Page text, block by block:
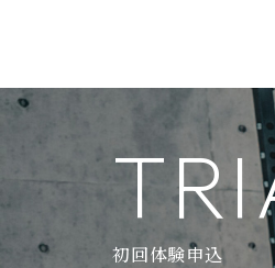
初回体験申込